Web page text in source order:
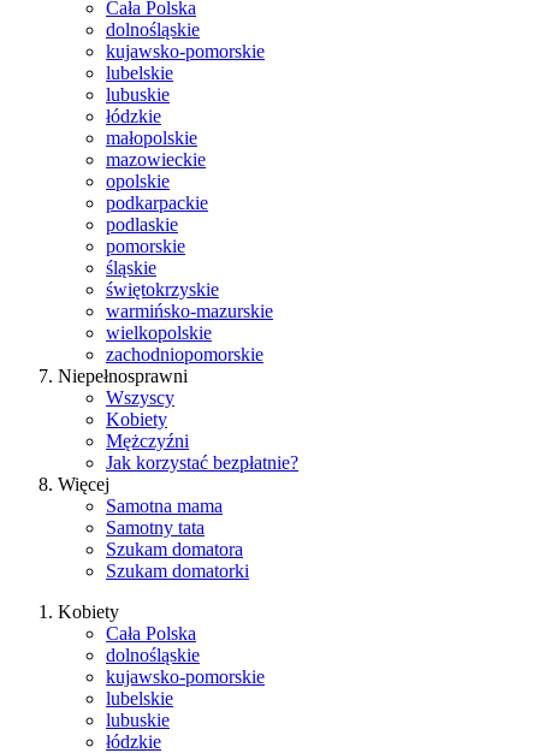
Cała Polska
dolnośląskie
kujawsko-pomorskie
lubelskie
lubuskie
łódzkie
małopolskie
mazowieckie
opolskie
podkarpackie
podlaskie
pomorskie
śląskie
świętokrzyskie
warmińsko-mazurskie
wielkopolskie
zachodniopomorskie
Niepełnosprawni
Wszyscy
Kobiety
Mężczyźni
Jak korzystać bezpłatnie?
Więcej
Samotna mama
Samotny tata
Szukam domatora
Szukam domatorki
Kobiety
Cała Polska
dolnośląskie
kujawsko-pomorskie
lubelskie
lubuskie
łódzkie